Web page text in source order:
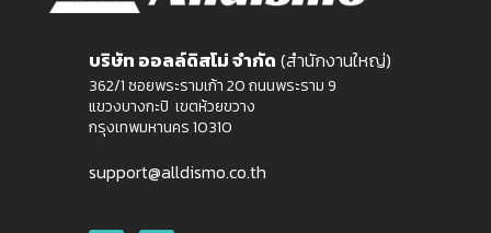
บริษัท ออลล์ดิสโม่ จำกัด (สำนักงานใหญ่)
362/1 ซอยพระรามเก้า 20 ถนนพระราม 9
แขวงบางกะปิ เขตห้วยขวาง
กรุงเทพมหานคร 10310
support@alldismo.co.th